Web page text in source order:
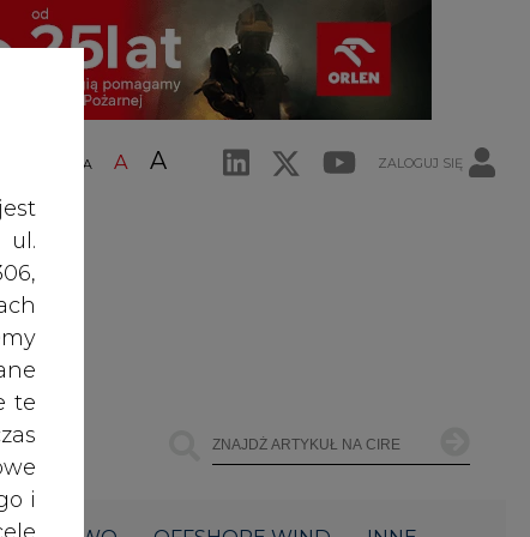
A A A ZALOGUJ SIĘ
te
i